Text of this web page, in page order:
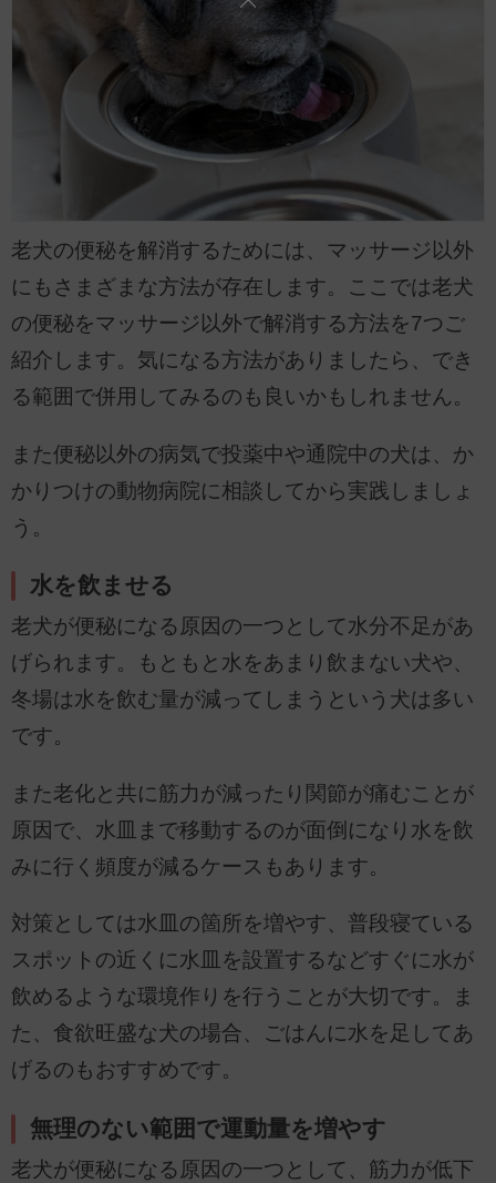
老犬の便秘を解消するためには、マッサージ以外
にもさまざまな方法が存在します。ここでは老犬
の便秘をマッサージ以外で解消する方法を7つご
紹介します。気になる方法がありましたら、でき
る範囲で併用してみるのも良いかもしれません。
また便秘以外の病気で投薬中や通院中の犬は、か
かりつけの動物病院に相談してから実践しましょ
う。
水を飲ませる
老犬が便秘になる原因の一つとして水分不足があ
げられます。もともと水をあまり飲まない犬や、
冬場は水を飲む量が減ってしまうという犬は多い
です。
また老化と共に筋力が減ったり関節が痛むことが
原因で、水皿まで移動するのが面倒になり水を飲
みに行く頻度が減るケースもあります。
対策としては水皿の箇所を増やす、普段寝ている
スポットの近くに水皿を設置するなどすぐに水が
飲めるような環境作りを行うことが大切です。ま
た、食欲旺盛な犬の場合、ごはんに水を足してあ
げるのもおすすめです。
無理のない範囲で運動量を増やす
老犬が便秘になる原因の一つとして、筋力が低下